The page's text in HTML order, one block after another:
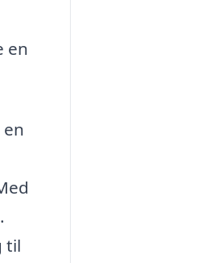
en
til